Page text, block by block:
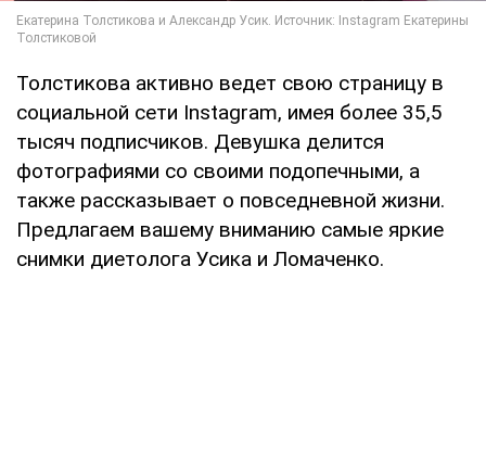
Толстикова активно ведет свою страницу в
социальной сети Instagram, имея более 35,5
тысяч подписчиков. Девушка делится
фотографиями со своими подопечными, а
также рассказывает о повседневной жизни.
Предлагаем вашему вниманию самые яркие
снимки диетолога Усика и Ломаченко.